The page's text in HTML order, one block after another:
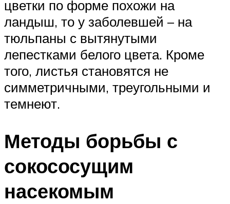
цветки по форме похожи на
ландыш, то у заболевшей – на
тюльпаны с вытянутыми
лепестками белого цвета. Кроме
того, листья становятся не
симметричными, треугольными и
темнеют.
Методы борьбы с
сокососущим
насекомым